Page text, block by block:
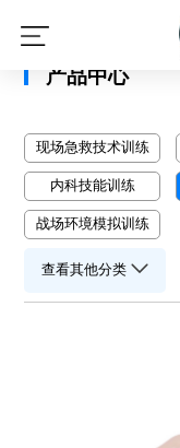
产品中心
现场急救技术训练
内科技能训练
战场环境模拟训练
查看其他分类